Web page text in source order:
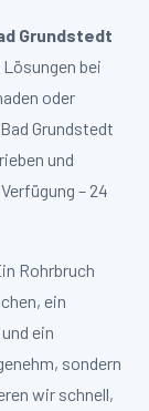
Grundstedt
bei
oder
Grundstedt
und
– 24
Rohrbruch
ein
ein
sondern
wir schnell,